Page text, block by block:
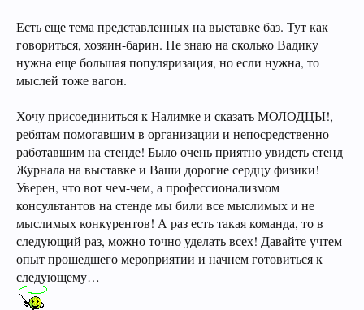
Есть еще тема представленных на выставке баз. Тут как
говориться, хозяин-барин. Не знаю на сколько Вадику
нужна еще большая популяризация, но если нужна, то
мыслей тоже вагон.
Хочу присоединиться к Налимке и сказать МОЛОДЦЫ!,
ребятам помогавшим в организации и непосредственно
работавшим на стенде! Было очень приятно увидеть стенд
Журнала на выставке и Ваши дорогие сердцу физики!
Уверен, что вот чем-чем, а профессионализмом
консультантов на стенде мы били все мыслимых и не
мыслимых конкурентов! А раз есть такая команда, то в
следующий раз, можно точно уделать всех! Давайте учтем
опыт прошедшего мероприятии и начнем готовиться к
следующему…